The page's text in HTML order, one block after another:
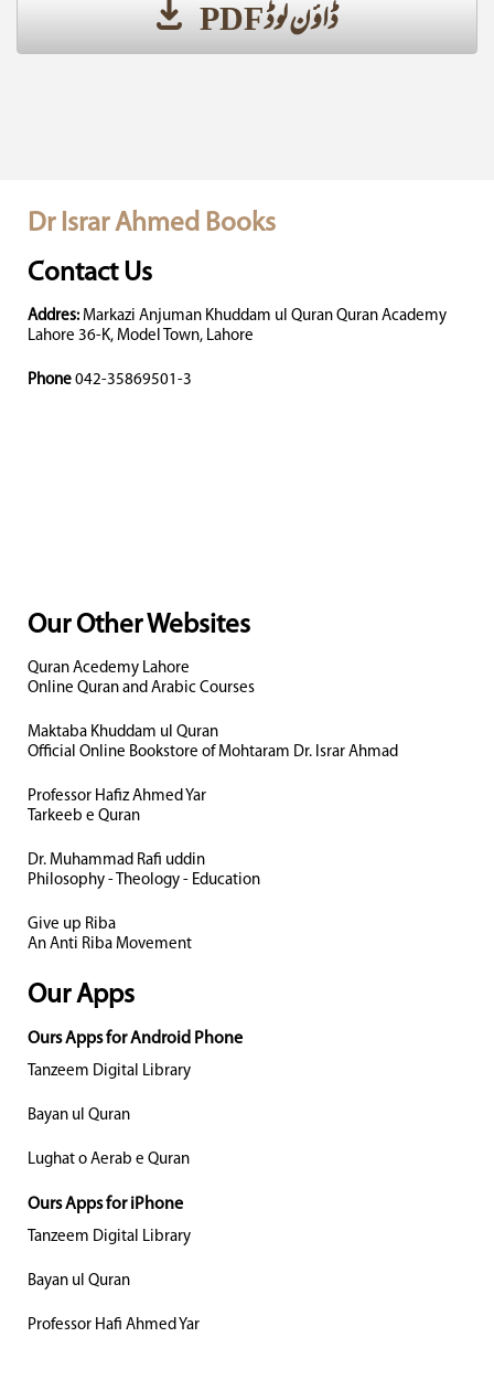
ڈاؤن لوڈ PDF
Dr Israr Ahmed Books
Contact Us
Addres: Markazi Anjuman Khuddam ul Quran Quran Academy
Lahore 36-K, Model Town, Lahore
Phone 042-35869501-3
Our Other Websites
Quran Acedemy Lahore
Online Quran and Arabic Courses
Maktaba Khuddam ul Quran
Official Online Bookstore of Mohtaram Dr. Israr Ahmad
Professor Hafiz Ahmed Yar
Tarkeeb e Quran
Dr. Muhammad Rafi uddin
Philosophy - Theology - Education
Give up Riba
An Anti Riba Movement
Our Apps
Ours Apps for Android Phone
Tanzeem Digital Library
Bayan ul Quran
Lughat o Aerab e Quran
Ours Apps for iPhone
Tanzeem Digital Library
Bayan ul Quran
Professor Hafi Ahmed Yar